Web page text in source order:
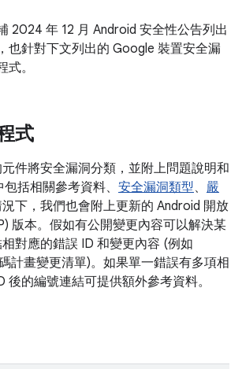
2024 年 12 月 Android 安全性公告列出
也針對下文列出的 Google 裝置安全漏
。
式
件將安全漏洞分類，並附上問題說明和
括相關參考資料、 安全漏洞類型、 嚴
下，我們也會附上更新的 Android 開放
版本。假如有公開變更內容可以解決某
對應的錯誤 ID 和變更內容 (例如
計畫變更清單)。如果單一錯誤有多項相
後的編號連結可提供額外參考資料。